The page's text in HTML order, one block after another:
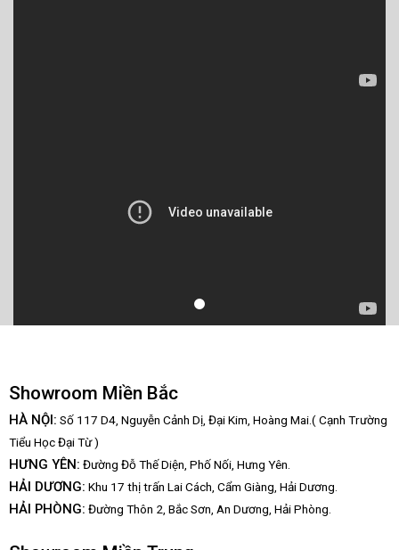
Showroom Miền Bắc
HÀ NỘI: Số 117 D4, Nguyễn Cảnh Dị, Đại Kim, Hoàng Mai.( Cạnh Trường
Tiểu Học Đại Từ )
HƯNG YÊN: Đường Đỗ Thế Diện, Phố Nối, Hưng Yên.
HẢI DƯƠNG: Khu 17 thị trấn Lai Cách, Cẩm Giàng, Hải Dương.
HẢI PHÒNG: Đường Thôn 2, Bắc Sơn, An Dương, Hải Phòng.